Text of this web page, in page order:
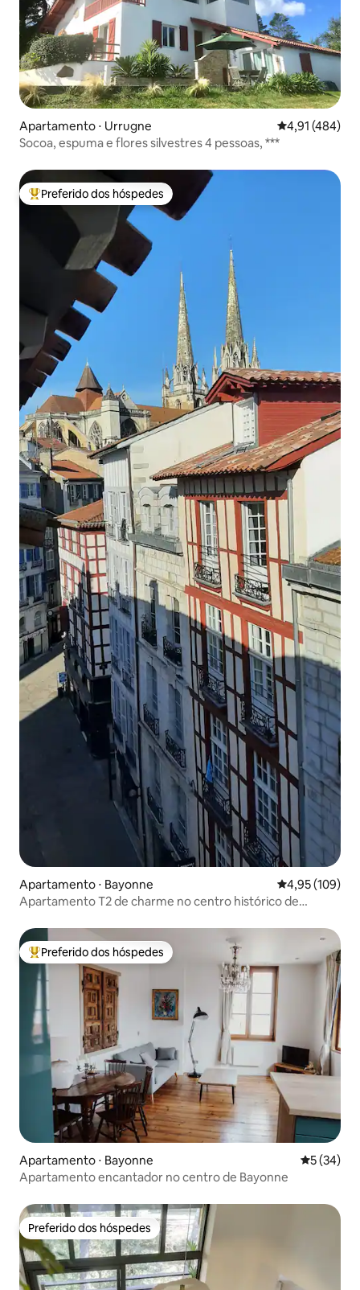
Apartamento ⋅ Urrugne 4,91 de uma
4,91 (484)
Socoa, espuma e flores silvestres 4 pessoas, ***
Entre os melhores preferidos dos hóspedes
Preferido dos hóspedes
Apartamento ⋅ Bayonne 4,95 de uma
4,95 (109)
Apartamento T2 de charme no centro histórico de
Entre os melhores preferidos dos hóspedes
Preferido dos hóspedes
Apartamento ⋅ Bayonne 5 de uma
5 (34)
Apartamento encantador no centro de Bayonne
Preferido dos hóspedes
Preferido dos hóspedes